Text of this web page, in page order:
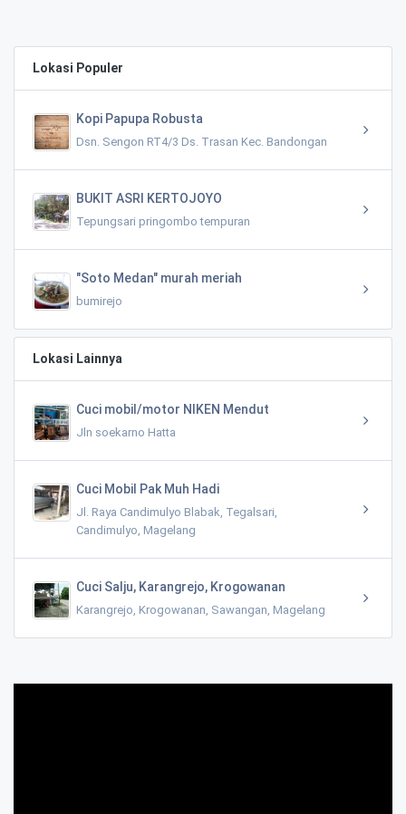
Lokasi Populer
Kopi Papupa Robusta
Dsn. Sengon RT4/3 Ds. Trasan Kec. Bandongan
BUKIT ASRI KERTOJOYO
Tepungsari pringombo tempuran
"Soto Medan" murah meriah
bumirejo
Lokasi Lainnya
Cuci mobil/motor NIKEN Mendut
Jln soekarno Hatta
Cuci Mobil Pak Muh Hadi
Jl. Raya Candimulyo Blabak, Tegalsari,
Candimulyo, Magelang
Cuci Salju, Karangrejo, Krogowanan
Karangrejo, Krogowanan, Sawangan, Magelang